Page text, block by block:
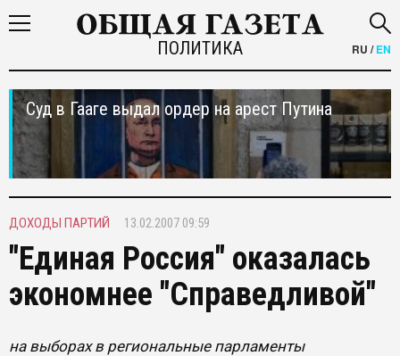
ПОЛИТИКА RU /EN
Суд в Гааге выдал ордер на арест Путина
ДОХОДЫ ПАРТИЙ 13.02.2007 09:59
"Единая Россия" оказалась
экономнее "Справедливой"
на выборах в региональные парламенты